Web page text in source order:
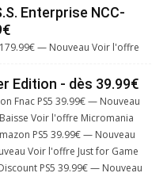
Enterprise NCC-
— Nouveau Voir l'offre
Edition - dès 39.99€
Fnac PS5 39.99€ — Nouveau
Voir l'offre Micromania
PS5 39.99€ — Nouveau
Voir l'offre Just for Game
PS5 39.99€ — Nouveau